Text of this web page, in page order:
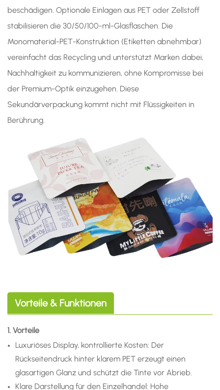
beschädigen. Optionale Einlagen aus PET oder Zellstoff
stabilisieren die 30/50/100-ml-Glasflaschen. Die
Monomaterial-PET-Konstruktion (Etiketten abnehmbar)
vereinfacht das Recycling und unterstützt Marken dabei,
Nachhaltigkeit zu kommunizieren, ohne Kompromisse bei
der Premium-Optik einzugehen. Diese
Sekundärverpackung kommt nicht mit Flüssigkeiten in
Berührung.
Vorteile & Funktionen
1. Vorteile
Luxuriöses Display, kontrollierte Kosten: Der
Rückseitendruck hinter klarem PET erzeugt einen
glasartigen Glanz und schützt die Tinte vor Abrieb.
Klare Darstellung für den Einzelhandel: Hohe